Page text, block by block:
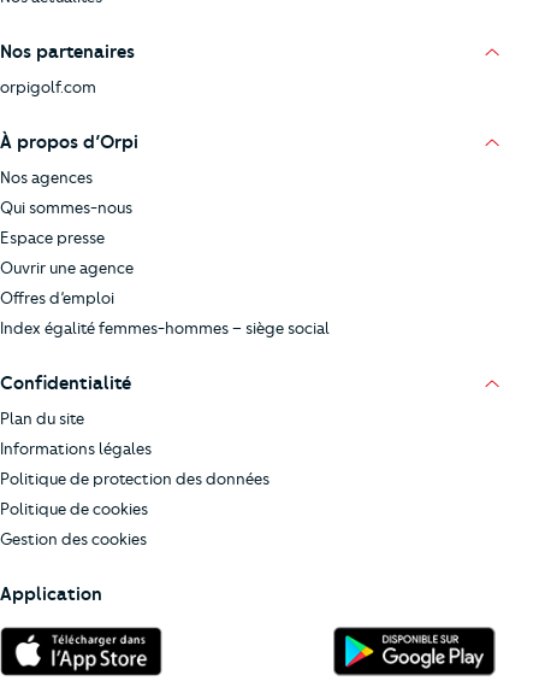
Nos partenaires
orpigolf.com
À propos d’Orpi
Nos agences
Qui sommes-nous
Espace presse
Ouvrir une agence
Offres d’emploi
Index égalité femmes-hommes – siège social
Confidentialité
Plan du site
Informations légales
Politique de protection des données
Politique de cookies
Gestion des cookies
Application